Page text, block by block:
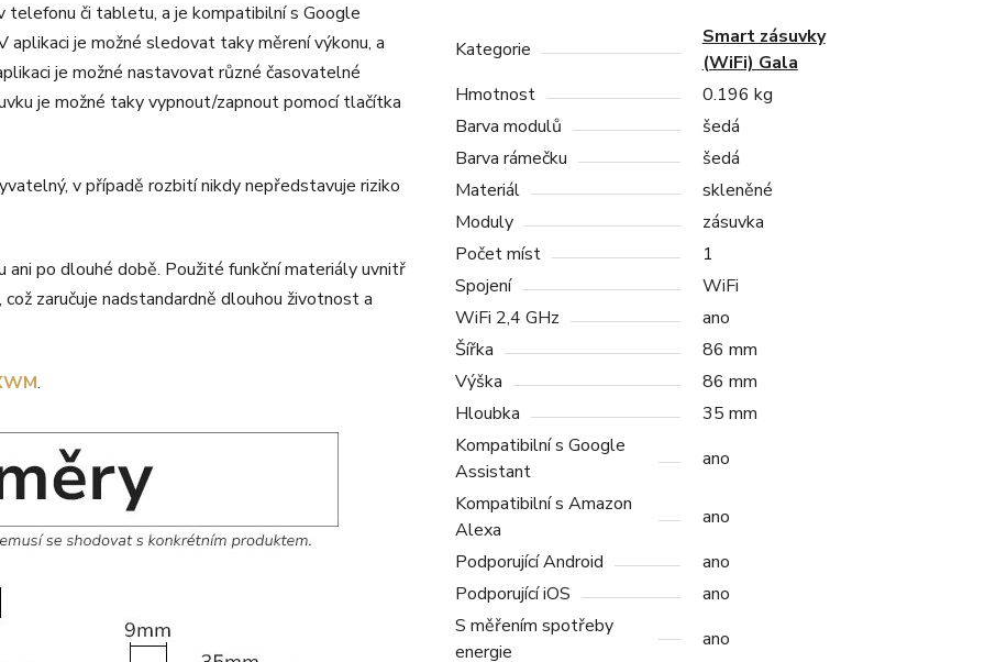
telefonu či tabletu, a je kompatibilní s Google
je možné sledovat taky měrení výkonu, a
je možné nastavovat různé časovatelné
je možné taky vypnout/zapnout pomocí tlačítka
v případě rozbití nikdy nepředstavuje riziko
po dlouhé době. Použité funkční materiály uvnitř
zaručuje nadstandardně dlouhou životnost a
.
Kategorie
Smart zásuvky
(WiFi) Gala
Hmotnost
0.196 kg
Barva modulů
šedá
Barva rámečku
šedá
Materiál
skleněné
Moduly
zásuvka
Počet míst
1
Spojení
WiFi
WiFi 2,4 GHz
ano
Šířka
86 mm
Výška
86 mm
Hloubka
35 mm
Kompatibilní s Google
Assistant
ano
Kompatibilní s Amazon
Alexa
ano
Podporující Android
ano
Podporující iOS
ano
S měřením spotřeby
energie
ano